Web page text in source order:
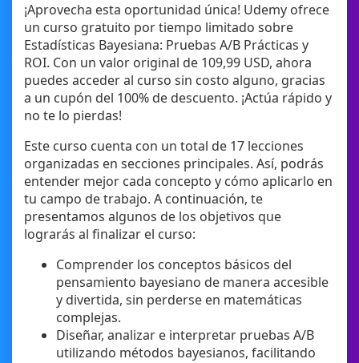
¡Aprovecha esta oportunidad única! Udemy ofrece
un curso gratuito por tiempo limitado sobre
Estadísticas Bayesiana: Pruebas A/B Prácticas y
ROI. Con un valor original de 109,99 USD, ahora
puedes acceder al curso sin costo alguno, gracias
a un cupón del 100% de descuento. ¡Actúa rápido y
no te lo pierdas!
Este curso cuenta con un total de 17 lecciones
organizadas en secciones principales. Así, podrás
entender mejor cada concepto y cómo aplicarlo en
tu campo de trabajo. A continuación, te
presentamos algunos de los objetivos que
lograrás al finalizar el curso:
Comprender los conceptos básicos del
pensamiento bayesiano de manera accesible
y divertida, sin perderse en matemáticas
complejas.
Diseñar, analizar e interpretar pruebas A/B
utilizando métodos bayesianos, facilitando